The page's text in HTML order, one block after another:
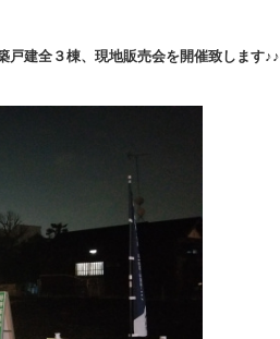
戸建全３棟、現地販売会を開催致します♪♪